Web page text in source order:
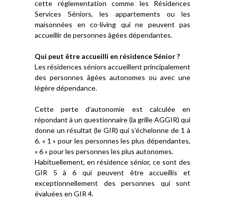
cette réglementation comme les Résidences
Services Séniors, les appartements ou les
maisonnées en co-living qui ne peuvent pas
accueillir de personnes âgées dépendantes.
Qui peut être accueilli en résidence Sénior ?
Les résidences séniors accueillent principalement
des personnes âgées autonomes ou avec une
légère dépendance.
Cette perte d’autonomie est calculée en
répondant à un questionnaire (la grille AGGIR) qui
donne un résultat (le GIR) qui s’échelonne de 1 à
6. « 1 » pour les personnes les plus dépendantes,
« 6 » pour les personnes les plus autonomes.
Habituellement, en résidence sénior, ce sont des
GIR 5 à 6 qui peuvent être accueillis et
exceptionnellement des personnes qui sont
évaluées en GIR 4.